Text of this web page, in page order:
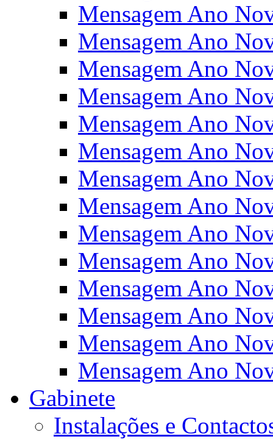
Mensagem Ano
Mensagem Ano
Mensagem Ano
Mensagem Ano
Mensagem Ano
Mensagem Ano
Mensagem Ano
Mensagem Ano
Mensagem Ano
Mensagem Ano
Mensagem Ano
Mensagem Ano
Mensagem Ano
Mensagem Ano
Gabinete
Instalações e